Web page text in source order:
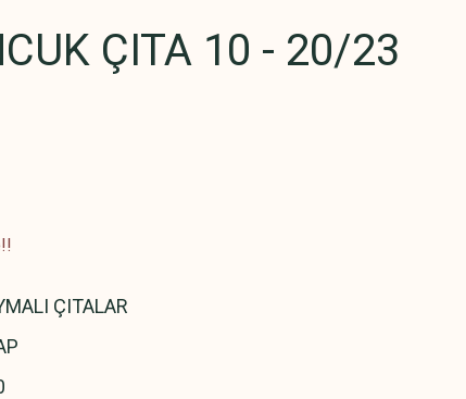
ÇITA 10 - 20/23
ÇITALAR